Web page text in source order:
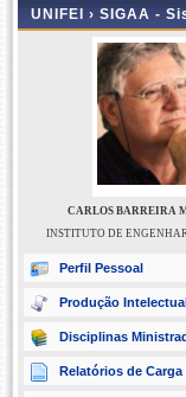
UNIFEI › SIGAA -
CARLOS BARREIRA
INSTITUTO DE
Perfil Pessoal
Produção
Disciplinas
Relatórios de Carga